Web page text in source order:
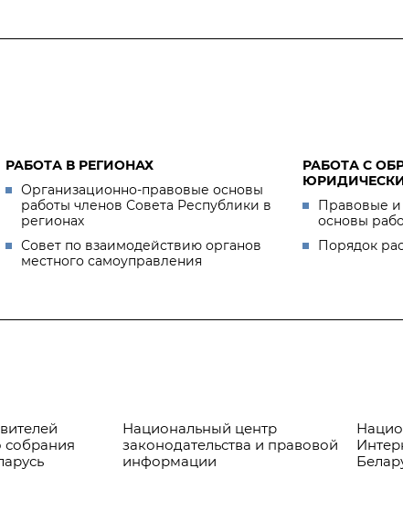
РАБОТА В РЕГИОНАХ
Организационно-правовые основы
работы членов Совета Республики в
регионах
Совет по взаимодействию органов
местного самоуправления
РАБОТА С
Правовые и
основы
Порядок
собрания
Национальный центр
законодательства и правовой
информации